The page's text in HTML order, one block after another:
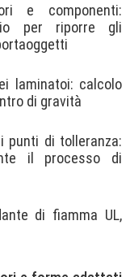
e componenti:
per riporre gli
laminatoi: calcolo
di gravità
punti di tolleranza:
il processo di
di fiamma UL,